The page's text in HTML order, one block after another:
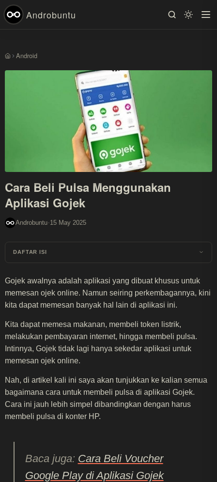
Androbuntu
BerandaAndroid
Cara Beli Pulsa Menggunakan
Aplikasi Gojek
Androbuntu·15 May 2025
DAFTAR ISI
Gojek awalnya adalah aplikasi yang dibuat khusus untuk
memesan ojek online. Namun seiring perkembagannya, kini
kita dapat memesan banyak hal lain di aplikasi ini.
Kita dapat memesa makanan, membeli token listrik,
melakukan pembayaran internet, hingga membeli pulsa.
Intinnya, Gojek tidak lagi hanya sekedar aplikasi untuk
memesan ojek online.
Nah, di artikel kali ini saya akan tunjukkan ke kalian semua
bagaimana cara untuk membeli pulsa di aplikasi Gojek.
Cara ini jauh lebih simpel dibandingkan dengan harus
membeli pulsa di konter HP.
Baca juga: Cara Beli Voucher
Google Play di Aplikasi Gojek